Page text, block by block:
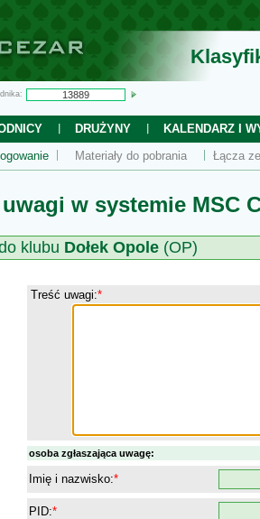
DRUŻYNY
KALENDARZ I
Materiały do pobrania Łącza
w systemie MSC
klubu Dołek Opole (OP)
Treść uwagi:*
osoba zgłaszająca uwagę:
Imię i nazwisko:*
PID:*